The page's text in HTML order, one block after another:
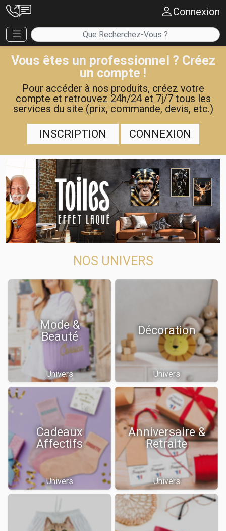
Connexion
Vous êtes un professionnel ? Créez
un compte !
Pour accéder à nos produits, créez votre
compte et retrouvez 24h/24 et 7j/7 tous les
services du site (prix, commande, devis, etc.)
INSCRIPTION CONNEXION
NOS UNIVERS
Mode &
Beauté
Univers
Décoration
Univers
Cadeaux
Affectifs
Univers
Anniversaire &
Retraite
Univers